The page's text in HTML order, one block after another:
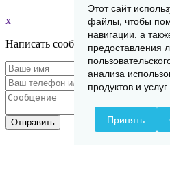
x
Написать сообщение
Отправить
Этот сайт
файлы, чтобы
навигации, а
предоставления
анализа
продуктов и услуг
Принять